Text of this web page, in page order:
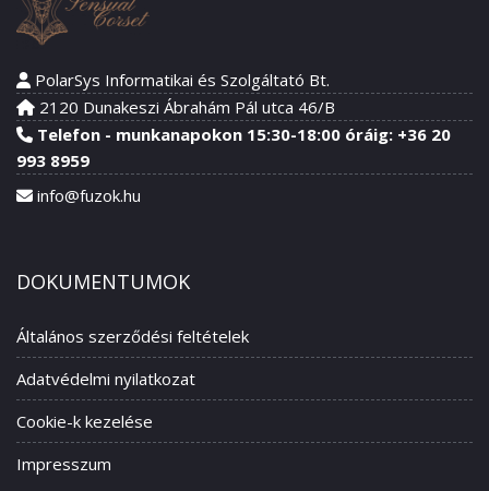
PolarSys Informatikai és Szolgáltató Bt.
2120 Dunakeszi Ábrahám Pál utca 46/B
Telefon - munkanapokon 15:30-18:00 óráig: +36 20
993 8959
info@fuzok.hu
DOKUMENTUMOK
Általános szerződési feltételek
Adatvédelmi nyilatkozat
Cookie-k kezelése
Impresszum